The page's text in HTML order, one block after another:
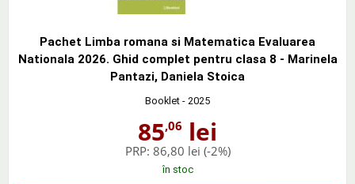
Pachet Limba romana si Matematica Evaluarea
Nationala 2026. Ghid complet pentru clasa 8 - Marinela
Pantazi, Daniela Stoica
Booklet - 2025
85,06 lei
PRP: 86,80 lei (-2%)
în stoc